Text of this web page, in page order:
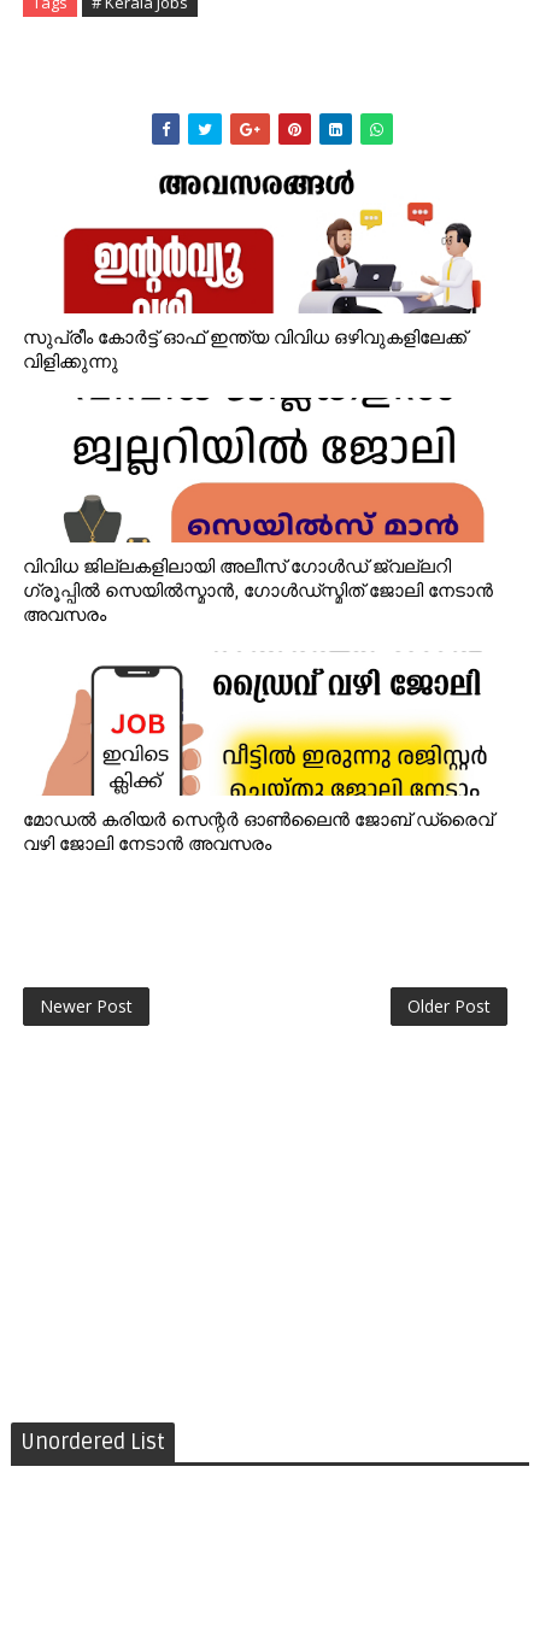
സുപ്രീം കോർട്ട് ഓഫ് ഇന്ത്യ വിവിധ ഒഴിവുകളിലേക്ക്
വിളിക്കുന്നു
വിവിധ ജില്ലകളിലായി അലീസ് ഗോൾഡ് ജ്വല്ലറി
ഗ്രൂപ്പിൽ സെയിൽസ്മാൻ, ഗോൾഡ്‌സ്മിത് ജോലി നേടാൻ
അവസരം
മോഡൽ കരിയർ സെന്റർ ഓൺലൈൻ ജോബ് ഡ്രൈവ്
വഴി ജോലി നേടാൻ അവസരം
Newer Post Older Post
Unordered List